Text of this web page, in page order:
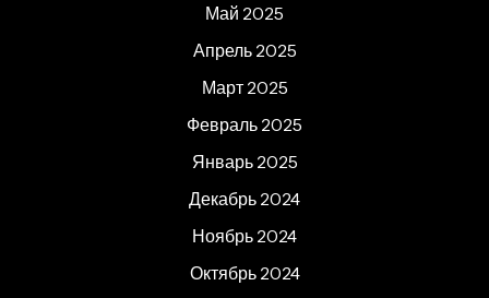
Май 2025
Апрель 2025
Март 2025
Февраль 2025
Январь 2025
Декабрь 2024
Ноябрь 2024
Октябрь 2024